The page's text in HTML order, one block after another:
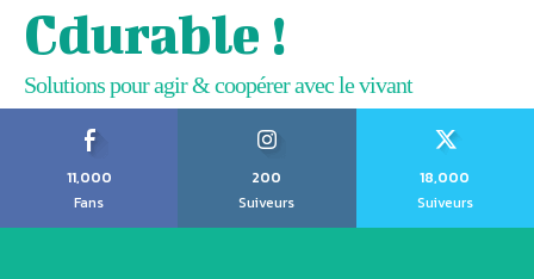
Cdurable !
Solutions pour agir & coopérer avec le vivant
11,000
Fans
200
Suiveurs
18,000
Suiveurs